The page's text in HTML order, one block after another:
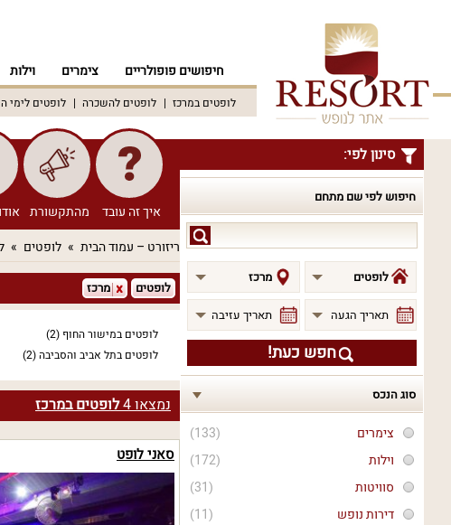
חיפושים פופולריים צימרים וילות
לופטים במרכז לופטים להשכרה לופטים לימי
סינון לפי:
חיפוש לפי שם מתחם
לפי
שם
מתחם
לופטים מרכז
תאריך הגעה תאריך עזיבה
חפש כעת!
סוג הנכס
(133)
צימרים
(172)
וילות
(31)
סוויטות
(11)
דירות נופש
איך זה עובד מהתקשורת
ריזורט – עמוד הבית לופטים
לופטים מרכז
לופטים במישור החוף(2)
לופטים בתל אביב והסביבה(2)
נמצאו4לופטים במרכז
סאני לופט